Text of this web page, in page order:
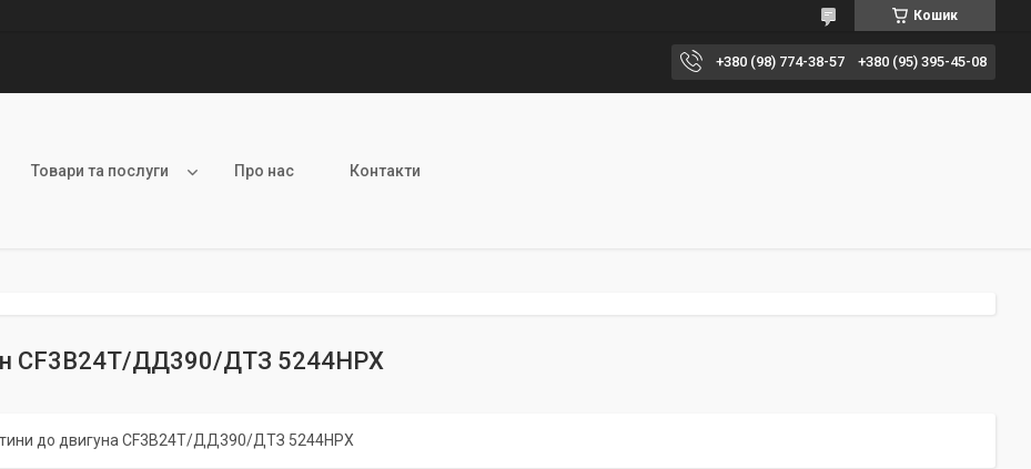
Кошик
+380 (98) 774-38-57 +380 (95) 395-45-08
Товари та послуги Про нас Контакти
СF3B24T/ДД390/ДТЗ 5244HPX
до двигуна СF3B24T/ДД390/ДТЗ 5244HPX